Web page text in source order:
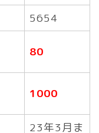
5654
80
1000
23年3月ま